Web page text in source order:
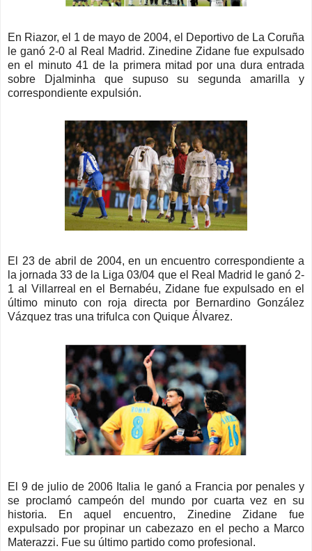
En Riazor, el 1 de mayo de 2004, el Deportivo de La Coruña
le ganó 2-0 al Real Madrid. Zinedine Zidane fue expulsado
en el minuto 41 de la primera mitad por una dura entrada
sobre Djalminha que supuso su segunda amarilla y
correspondiente expulsión.
El 23 de abril de 2004, en un encuentro correspondiente a
la jornada 33 de la Liga 03/04 que el Real Madrid le ganó 2-
1 al Villarreal en el Bernabéu, Zidane fue expulsado en el
último minuto con roja directa por Bernardino González
Vázquez tras una trifulca con Quique Álvarez.
El 9 de julio de 2006 Italia le ganó a Francia por penales y
se proclamó campeón del mundo por cuarta vez en su
historia. En aquel encuentro, Zinedine Zidane fue
expulsado por propinar un cabezazo en el pecho a Marco
Materazzi. Fue su último partido como profesional.